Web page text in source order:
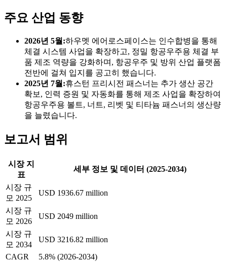
주요 산업 동향
2026년 5월:하우멧 에어로스페이스는 인수합병을 통해
체결 시스템 사업을 확장하고, 정밀 항공우주용 체결 부
품 제조 역량을 강화하며, 항공우주 및 방위 산업 플랫폼
전반에 걸쳐 입지를 공고히 했습니다.
2025년 7월:휴스턴 프리시전 패스너는 추가 생산 공간
확보, 인력 증원 및 자동화를 통해 제조 사업을 확장하여
항공우주용 볼트, 너트, 리벳 및 티타늄 패스너의 생산량
을 늘렸습니다.
보고서 범위
시장 지
표
세부 정보 및 데이터 (2025-2034)
시장 규
모 2025
USD 1936.67 million
시장 규
모 2026
USD 2049 million
시장 규
모 2034
USD 3216.82 million
CAGR
5.8% (2026-2034)